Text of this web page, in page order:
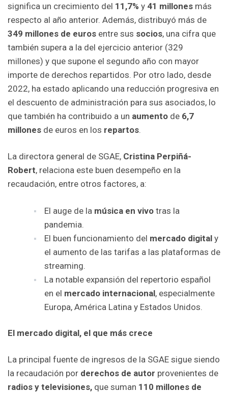
significa un crecimiento del 11,7% y 41 millones más
respecto al año anterior. Además, distribuyó más de
349 millones de euros entre sus socios, una cifra que
también supera a la del ejercicio anterior (329
millones) y que supone el segundo año con mayor
importe de derechos repartidos. Por otro lado, desde
2022, ha estado aplicando una reducción progresiva en
el descuento de administración para sus asociados, lo
que también ha contribuido a un aumento de 6,7
millones de euros en los repartos.
La directora general de SGAE, Cristina Perpiñá-
Robert, relaciona este buen desempeño en la
recaudación, entre otros factores, a:
El auge de la música en vivo tras la
pandemia.
El buen funcionamiento del mercado digital y
el aumento de las tarifas a las plataformas de
streaming.
La notable expansión del repertorio español
en el mercado internacional, especialmente
Europa, América Latina y Estados Unidos.
El mercado digital, el que más crece
La principal fuente de ingresos de la SGAE sigue siendo
la recaudación por derechos de autor provenientes de
radios y televisiones, que suman 110 millones de